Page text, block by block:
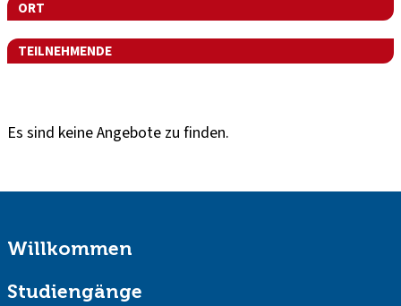
ORT
TEILNEHMENDE
Es sind keine Angebote zu finden.
Willkommen
Studiengänge